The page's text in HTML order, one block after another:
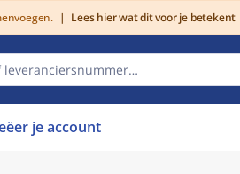
| Lees hier wat dit voor je betekent
je account